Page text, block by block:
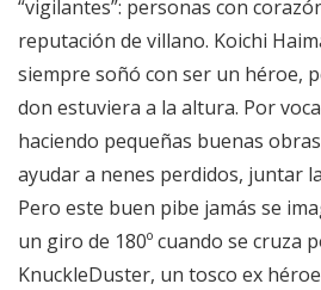
“vigilantes”: personas con
reputación de villano. Koichi
siempre soñó con ser un héroe,
don estuviera a la altura. Por
haciendo pequeñas buenas
ayudar a nenes perdidos, juntar
Pero este buen pibe jamás se
un giro de 180º cuando se cruza
KnuckleDuster, un tosco ex